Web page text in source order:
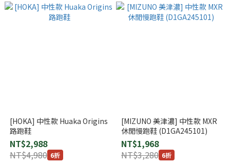
[HOKA] 中性款 Huaka Origins
路跑鞋
NT$2,988
NT$4,980 6折
[MIZUNO 美津濃] 中性款 MXR
休閒慢跑鞋 (D1GA245101)
NT$1,968
NT$3,280 6折